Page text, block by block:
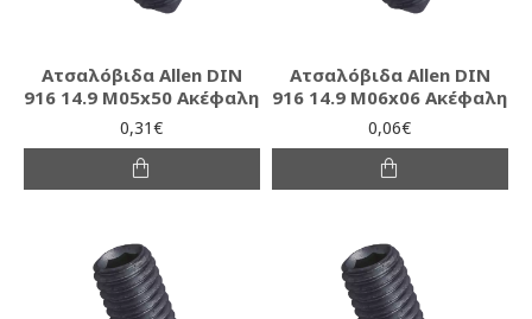
Ατσαλόβιδα Allen DIN
916 14.9 M05x50 Ακέφαλη
0,31€
Ατσαλόβιδα Allen DIN
916 14.9 M06x06 Ακέφαλη
0,06€